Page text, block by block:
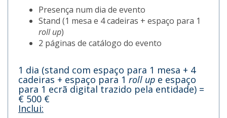
Presença num dia de evento
Stand (1 mesa e 4 cadeiras + espaço para 1
roll up)
2 páginas de catálogo do evento
1 dia (stand com espaço para 1 mesa + 4
cadeiras + espaço para 1roll up e espaço
para 1 ecrã digital trazido pela entidade) =
€ 500 €
Inclui: